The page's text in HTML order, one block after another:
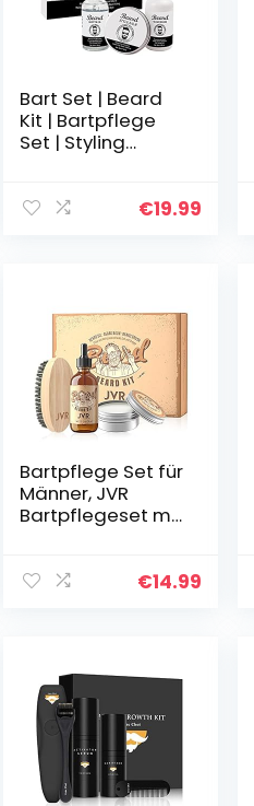
Bart Set | Beard
Kit | Bartpflege
Set | Styling
Kit | Bart Balsam
€19.99
Bartpflege Set für
Männer, JVR
Bartpflegeset mit
Bartbürste,
Styling,
Hochwertiges
Bartset als
Geschenk (Braun)
€14.99